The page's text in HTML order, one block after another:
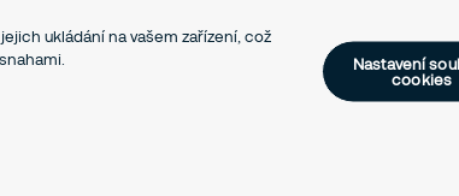
ukládání na vašem zařízení, což
Nastavení
cookies